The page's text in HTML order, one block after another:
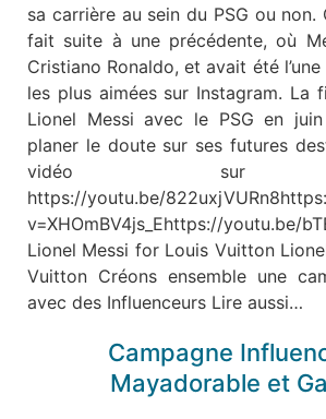
sa carrière au sein du PSG ou
fait suite à une précédente, où
Cristiano Ronaldo, et avait été
les plus aimées sur Instagram. La
Lionel Messi avec le PSG en
planer le doute sur ses futures
vidéo sur
https://youtu.be/
v=XHOmBV4js_Ehttps://youtu.be/
Lionel Messi for Louis Vuitton
Vuitton Créons ensemble une
avec des Influenceurs Lire aussi…
Campagne
Mayadorable et